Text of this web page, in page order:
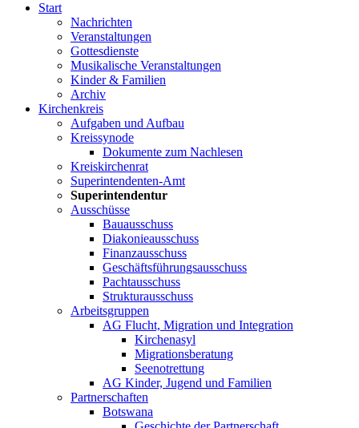
Start
Nachrichten
Veranstaltungen
Gottesdienste
Musikalische Veranstaltungen
Kinder & Familien
Archiv
Kirchenkreis
Aufgaben und Aufbau
Kreissynode
Dokumente zum Nachlesen
Kreiskirchenrat
Superintendenten-Amt
Superintendentur
Ausschüsse
Bauausschuss
Diakonieausschuss
Finanzausschuss
Geschäftsführungsausschuss
Pachtausschuss
Strukturausschuss
Arbeitsgruppen
AG Flucht, Migration und Integration
Kirchenasyl
Migrationsberatung
Seenotrettung
AG Kinder, Jugend und Familien
Partnerschaften
Botswana